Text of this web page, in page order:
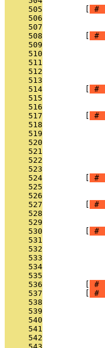
     505
#
     506
     507
     508
#
     509
     510
     511
     512
     513
     514
#
     515
     516
     517
#
     518
     519
     520
     521
     522
     523
     524
#
     525
     526
     527
#
     528
     529
     530
#
     531
     532
     533
     534
     535
     536
#
     537
#
     538
     539
     540
     541
     542